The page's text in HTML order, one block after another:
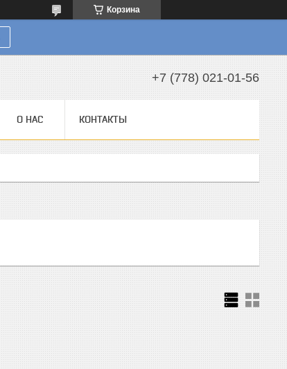
Корзина
+7 (778) 021-01-56
О НАС КОНТАКТЫ